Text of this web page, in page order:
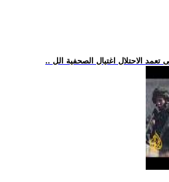
الاحتلال اغتيال الصحفية الل